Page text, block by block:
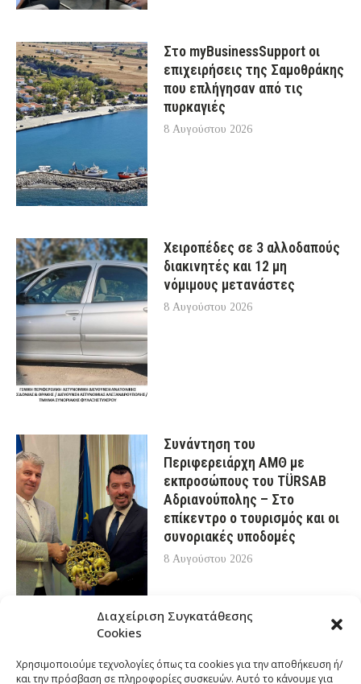
Διαχείριση Συγκατάθεσης
Cookies
Χρησιμοποιούμε τεχνολογίες όπως τα cookies για την αποθήκευση ή/
και την πρόσβαση σε πληροφορίες συσκευών. Αυτό το κάνουμε για
Στο myBusinessSupport οι
επιχειρήσεις της Σαμοθράκης
που επλήγησαν από τις
πυρκαγιές
8 Αυγούστου 2026
Χειροπέδες σε 3 αλλοδαπούς
διακινητές και 12 μη
νόμιμους μετανάστες
8 Αυγούστου 2026
Συνάντηση του
Περιφερειάρχη ΑΜΘ με
εκπροσώπους του TÜRSAB
Αδριανούπολης – Στο
επίκεντρο ο τουρισμός και οι
συνοριακές υποδομές
8 Αυγούστου 2026